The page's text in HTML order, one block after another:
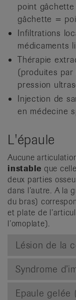
point
gâchette =
Infiltrations
médicaments
Thérapie
(produites par
pression
Injection de
en médecine
L'épaule
Aucune
instable que
deux parties
dans l’autre. A la
du bras)
et plate de
l’omoplate).
Lésion de la
Syndrome
Epaule gelée